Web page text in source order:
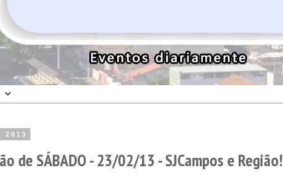
2013
de SÁBADO - 23/02/13 - SJCampos e Região!